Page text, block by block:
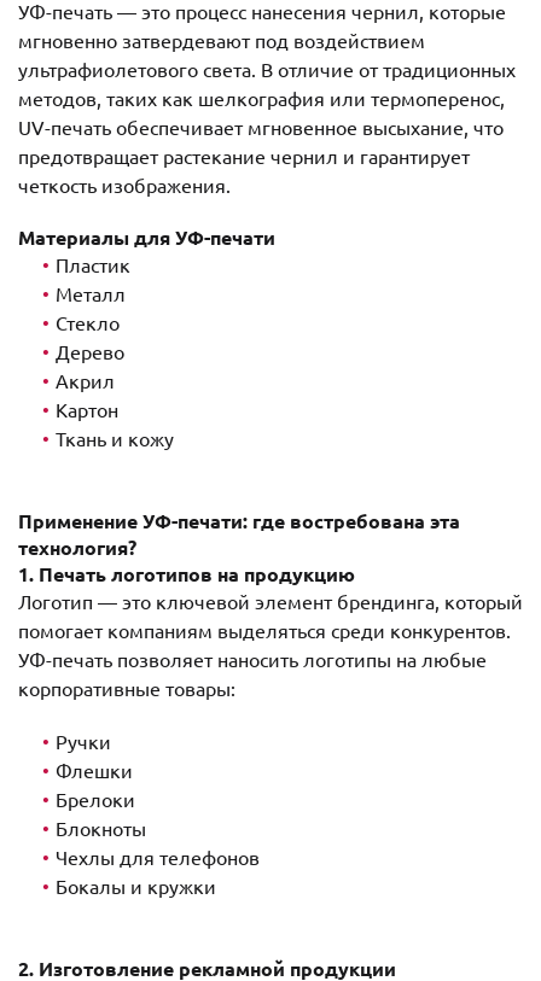
УФ-печать — это процесс нанесения чернил, которые
мгновенно затвердевают под воздействием
ультрафиолетового света. В отличие от традиционных
методов, таких как шелкография или термоперенос,
UV-печать обеспечивает мгновенное высыхание, что
предотвращает растекание чернил и гарантирует
четкость изображения.
Материалы для УФ-печати
Пластик
Металл
Стекло
Дерево
Акрил
Картон
Ткань и кожу
Применение УФ-печати: где востребована эта
технология?
1. Печать логотипов на продукцию
Логотип — это ключевой элемент брендинга, который
помогает компаниям выделяться среди конкурентов.
УФ-печать позволяет наносить логотипы на любые
корпоративные товары:
Ручки
Флешки
Брелоки
Блокноты
Чехлы для телефонов
Бокалы и кружки
2. Изготовление рекламной продукции